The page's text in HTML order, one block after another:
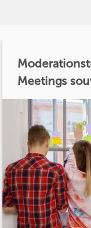
Meetings